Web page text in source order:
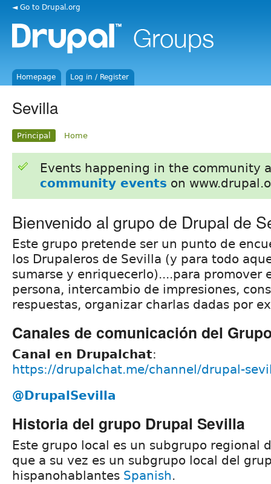
◄ Go to Drupal.org
Homepage Log in / Register
Sevilla
Principal Home
Events happening in the community
community events on
Bienvenido al grupo de Drupal de
Este grupo pretende ser un punto de
los Drupaleros de Sevilla (y para todo
sumarse y enriquecerlo)....para promover
persona, intercambio de impresiones,
respuestas, organizar charlas dadas por
Canales de comunicación del
Canal en Drupalchat:
https://drupalchat.me/channel/drupal-
@DrupalSevilla
Historia del grupo Drupal Sevilla
Este grupo local es un subgrupo regional
que a su vez es un subgrupo local del
hispanohablantes Spanish.